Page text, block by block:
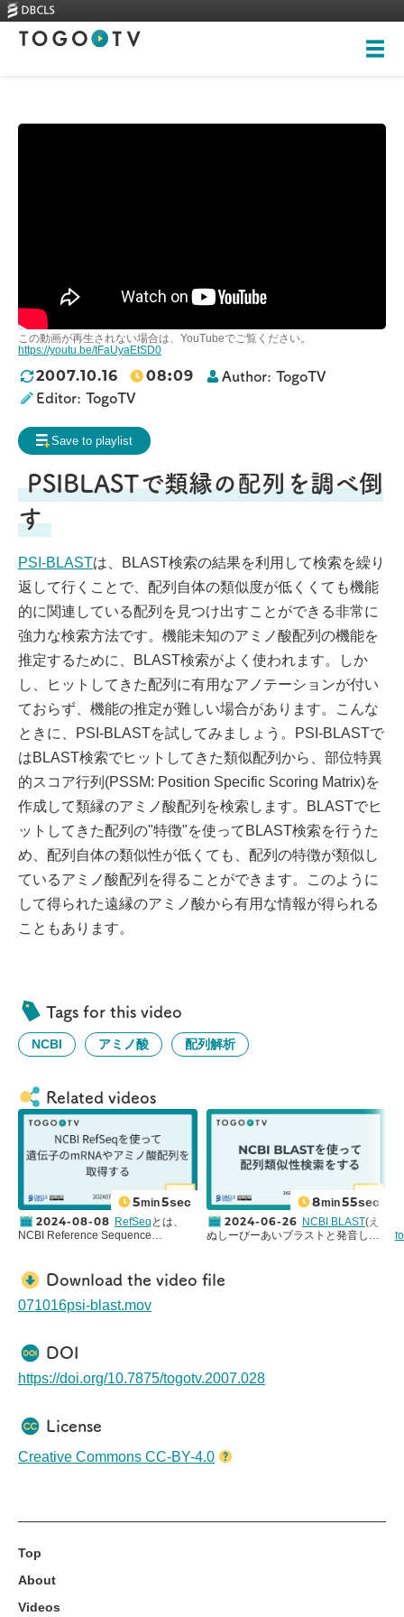
New videos
Rankings
全ての画像
Heritage Trees
Training
Contact
Frequently Asked Questions
Staff
My page
この動画が再生されない場合は、YouTubeでご覧ください。
https://youtu.be/tFaUyaEtSD0
2007.10.16 08:09 Author: TogoTV
Editor: TogoTV
Save to playlist
PSIBLASTで類縁の配列を調べ倒
す
PSI-BLASTは、BLAST検索の結果を利用して検索を繰り
返して行くことで、配列自体の類似度が低くくても機能
的に関連している配列を見つけ出すことができる非常に
強力な検索方法です。機能未知のアミノ酸配列の機能を
推定するために、BLAST検索がよく使われます。しか
し、ヒットしてきた配列に有用なアノテーションが付い
ておらず、機能の推定が難しい場合があります。こんな
ときに、PSI-BLASTを試してみましょう。PSI-BLASTで
はBLAST検索でヒットしてきた類似配列から、部位特異
的スコア行列(PSSM: Position Specific Scoring Matrix)を
作成して類縁のアミノ酸配列を検索します。BLASTでヒ
ットしてきた配列の"特徴"を使ってBLAST検索を行うた
め、配列自体の類似性が低くても、配列の特徴が類似し
ているアミノ酸配列を得ることができます。このように
して得られた遠縁のアミノ酸から有用な情報が得られる
こともあります。
Tags for this video
NCBI アミノ酸 配列解析
Related videos
5min5sec
2024-08-08 RefSeq とは、
NCBI Reference Sequence
照(Reference)するための高品質な遺
伝子配列データベースのことです。
その配列の多くは核酸配列データベ
ースのDDBJやEMBL、GenBank
代表的な配列としてふさわしいもの
を専門家が選び出し整理、注釈付を
されています (
About RefSeq)。今回
は、このRefSeqデータベースから自
列を取得する方法について説明して
います。また、おまけとして
と検索することでNCBIデータベース
の全エントリ数を調べられる方法も
8min55sec
2024-06-26 NCBI BLAST(え
ぬしーびーあいブラストと発音しま
BLASTとは、Basic Local Alignment
Search Toolの略称で、配列間の局所
アリングを行います。BLASTは配列
間の機能的・進化的関係性の推定や
設定項目などについて紹介します。
Download the video file
071016psi-blast.mov
DOI
https://doi.org/10.7875/togotv.2007.028
License
Creative Commons CC-BY-4.0
Top
About
Videos